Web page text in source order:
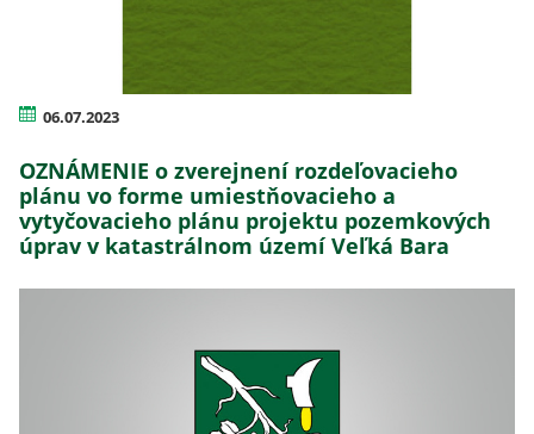
06.07.2023
OZNÁMENIE o zverejnení rozdeľovacieho
plánu vo forme umiestňovacieho a
vytyčovacieho plánu projektu pozemkových
úprav v katastrálnom území Veľká Bara